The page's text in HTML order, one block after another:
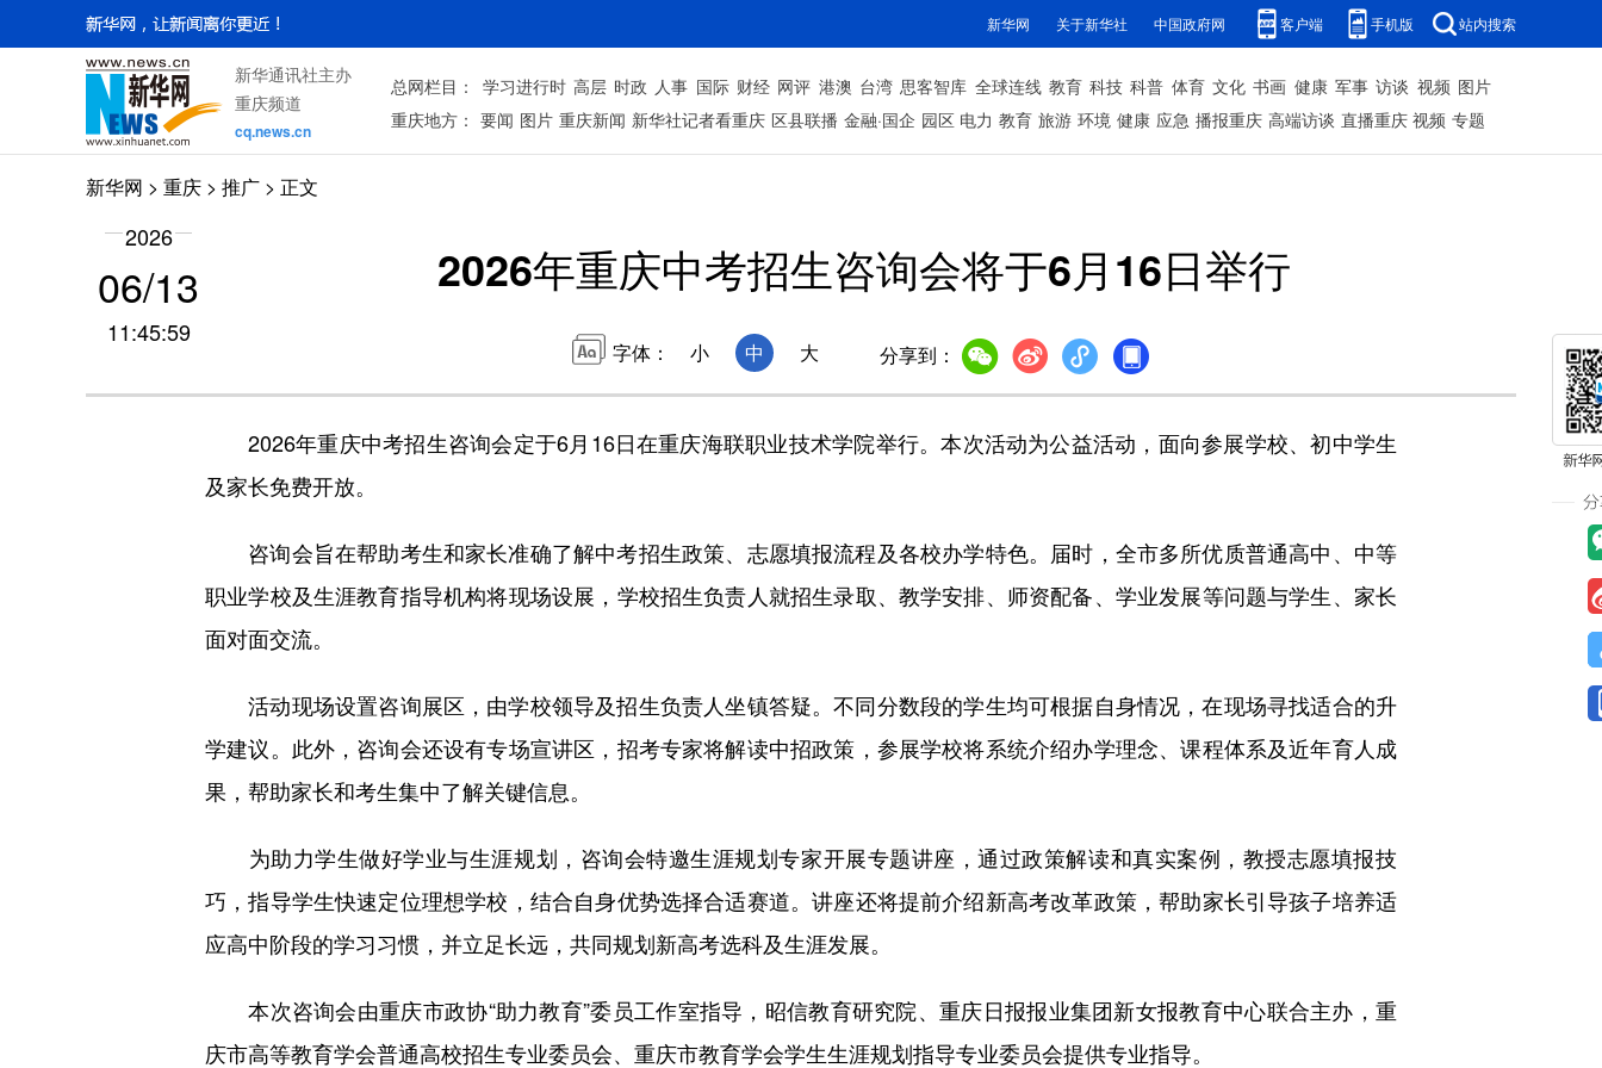
新华网 关于新华社 中国政府网 客户端 手机版 站内搜索
新华通讯社主办
重庆频道
cq.news.cn
总网栏目： 学习进行时 高层 时政 人事 国际 财经 网评 港澳 台湾 思客智库 全球连线 教育 科技 科普 体育 文化 书画 健康 军事 访谈 视频 图片
重庆地方： 要闻 图片 重庆新闻 新华社记者看重庆 区县联播 金融·国企 园区 电力 教育 旅游 环境 健康 应急 播报重庆 高端访谈 直播重庆 视频 专题
新华网 > 重庆 > 推广 > 正文
2026
06/13
11:45:59
2026年重庆中考招生咨询会将于6月16日举行
字体： 小 中 大 分享到：
2026年重庆中考招生咨询会定于6月16日在重庆海联职业技术学院举行。本次活动为公益活动，面向参展学校、初中学生
及家长免费开放。
咨询会旨在帮助考生和家长准确了解中考招生政策、志愿填报流程及各校办学特色。届时，全市多所优质普通高中、中等
职业学校及生涯教育指导机构将现场设展，学校招生负责人就招生录取、教学安排、师资配备、学业发展等问题与学生、家长
面对面交流。
活动现场设置咨询展区，由学校领导及招生负责人坐镇答疑。不同分数段的学生均可根据自身情况，在现场寻找适合的升
学建议。此外，咨询会还设有专场宣讲区，招考专家将解读中招政策，参展学校将系统介绍办学理念、课程体系及近年育人成
果，帮助家长和考生集中了解关键信息。
为助力学生做好学业与生涯规划，咨询会特邀生涯规划专家开展专题讲座，通过政策解读和真实案例，教授志愿填报技
巧，指导学生快速定位理想学校，结合自身优势选择合适赛道。讲座还将提前介绍新高考改革政策，帮助家长引导孩子培养适
应高中阶段的学习习惯，并立足长远，共同规划新高考选科及生涯发展。
本次咨询会由重庆市政协“助力教育”委员工作室指导，昭信教育研究院、重庆日报报业集团新女报教育中心联合主办，重
庆市高等教育学会普通高校招生专业委员会、重庆市教育学会学生生涯规划指导专业委员会提供专业指导。